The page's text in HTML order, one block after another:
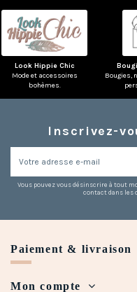
Look Hippie Chic
Mode et accessoires
bohèmes.
Bougies,
Inscrivez-
Vous pouvez vous désinscrire à tout
contact dans les
Paiement & livraison
Mon compte